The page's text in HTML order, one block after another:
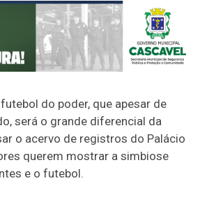
futebol do poder, que apesar de
será o grande diferencial da
o acervo de registros do Palácio
querem mostrar a simbiose
e o futebol.